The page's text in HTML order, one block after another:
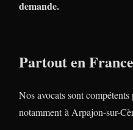
demande.
Partout en France
Nos avocats sont compétents
notamment à Arpajon-sur-